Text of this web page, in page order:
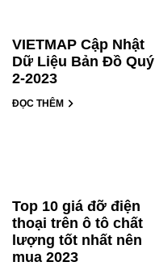
VIETMAP Cập Nhật
Dữ Liệu Bản Đồ Quý
2-2023
ĐỌC THÊM
Top 10 giá đỡ điện
thoại trên ô tô chất
lượng tốt nhất nên
mua 2023